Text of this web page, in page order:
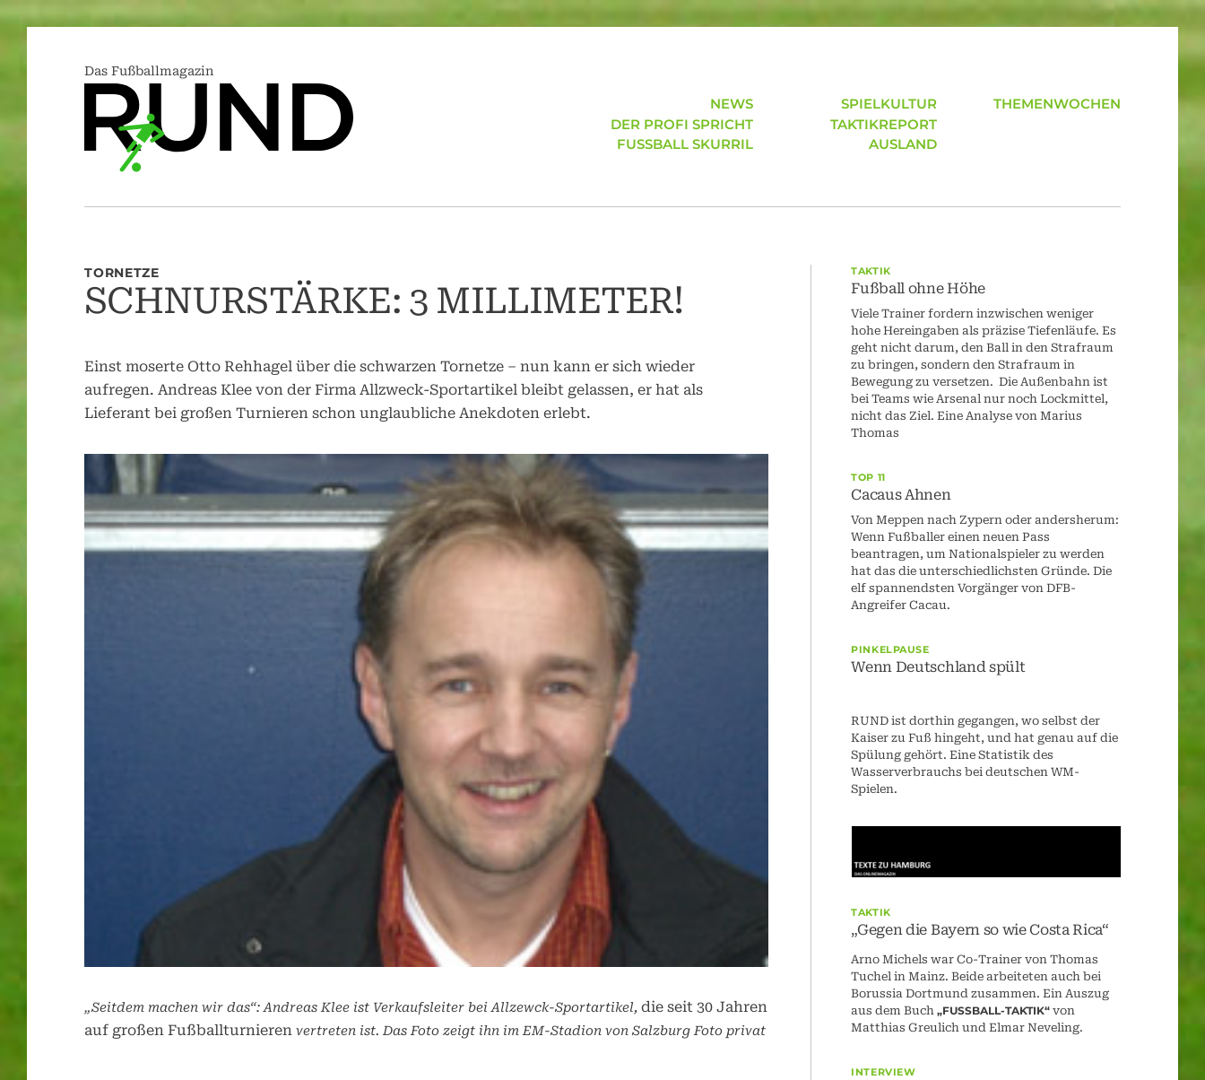
Das Fußballmagazin
NEWS
DER PROFI SPRICHT
FUSSBALL SKURRIL
SPIELKULTUR
TAKTIKREPORT
AUSLAND
THEMENWOCHEN
TORNETZE
SCHNURSTÄRKE: 3 MILLIMETER!
Einst moserte Otto Rehhagel über die schwarzen Tornetze – nun kann er sich wieder
aufregen. Andreas Klee von der Firma Allzweck-Sportartikel bleibt gelassen, er hat als
Lieferant bei großen Turnieren schon unglaubliche Anekdoten erlebt.
„Seitdem machen wir das“: Andreas Klee ist Verkaufsleiter bei Allzewck-Sportartikel,die seit 30 Jahren
auf großen Fußballturnierenvertreten ist. Das Foto zeigt ihn im EM-Stadion von SalzburgFoto privat
TAKTIK
Fußball ohne Höhe
Viele Trainer fordern inzwischen weniger
hohe Hereingaben als präzise Tiefenläufe. Es
geht nicht darum, den Ball in den Strafraum
zu bringen, sondern den Strafraum in
Bewegung zu versetzen. Die Außenbahn ist
bei Teams wie Arsenal nur noch Lockmittel,
nicht das Ziel. Eine Analyse von Marius
Thomas
TOP 11
Cacaus Ahnen
Von Meppen nach Zypern oder andersherum:
Wenn Fußballer einen neuen Pass
beantragen, um Nationalspieler zu werden
hat das die unterschiedlichsten Gründe. Die
elf spannendsten Vorgänger von DFB-
Angreifer Cacau.
PINKELPAUSE
Wenn Deutschland spült
RUND ist dorthin gegangen, wo selbst der
Kaiser zu Fuß hingeht, und hat genau auf die
Spülung gehört. Eine Statistik des
Wasserverbrauchs bei deutschen WM-
Spielen.
TAKTIK
„Gegen die Bayern so wie Costa Rica“
Arno Michels war Co-Trainer von Thomas
Tuchel in Mainz. Beide arbeiteten auch bei
Borussia Dortmund zusammen. Ein Auszug
aus dem Buch„FUSSBALL-TAKTIK“ von
Matthias Greulich und Elmar Neveling.
INTERVIEW